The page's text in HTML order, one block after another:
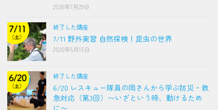
2026年7月29日
終了した講座
7/11 野外実習 自然探検！昆虫の世界
2026年5月15日
終了した講座
6/20 レスキュー隊員の岡さんから学ぶ防災・救
急対応（第3回）〜いざという時、動けるため
に〜